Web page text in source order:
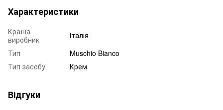
Характеристики
Країна
виробник
Італія
Тип
Muschio Bianco
Тип засобу
Крем
Відгуки